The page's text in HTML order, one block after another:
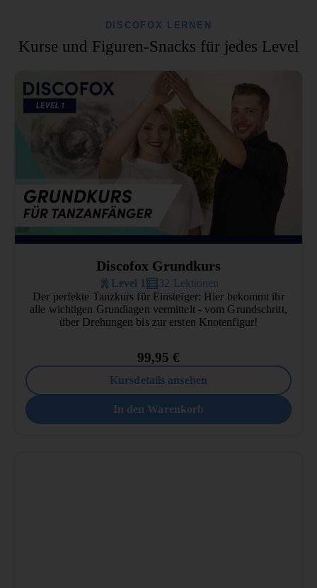
DISCOFOX LERNEN
Kurse und Figuren-Snacks für jedes Level
Discofox Grundkurs
Level 1
32 Lektionen
Der perfekte Tanzkurs für Einsteiger: Hier bekommt ihr
alle wichtigen Grundlagen vermittelt - vom Grundschritt,
über Drehungen bis zur ersten Knotenfigur!
99,95€
Kursdetails ansehen
In den Warenkorb